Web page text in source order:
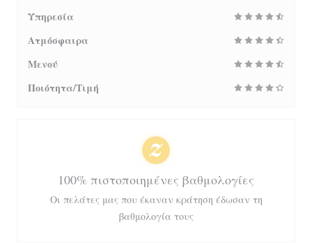
Υπηρεσία
Ατμόσφαιρα
Μενού
Ποιότητα/Τιμή
100% πιστοποιημένες βαθμολογίες
Οι πελάτες μας που έκαναν κράτηση έδωσαν τη
βαθμολογία τους